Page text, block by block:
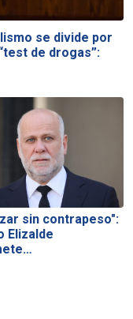
se divide por
de drogas”:
sin contrapeso":
Elizalde